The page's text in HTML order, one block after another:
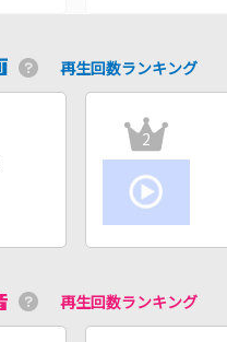
再生回数ランキング
2
再生回数ランキング